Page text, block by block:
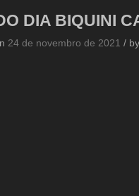
DIA BIQUINI
24 de novembro de 2021 / by